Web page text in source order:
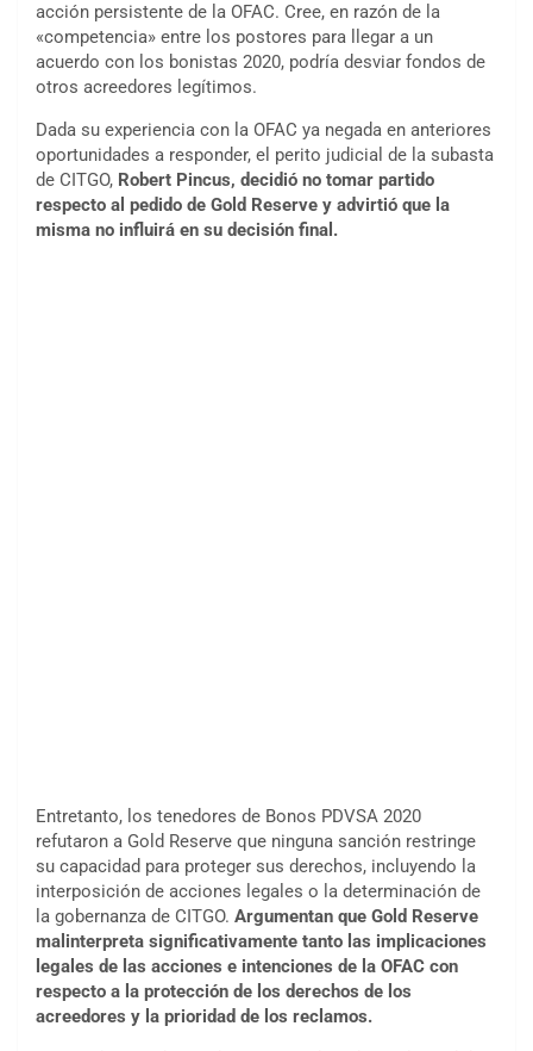
acción persistente de la OFAC. Cree, en razón de la
«competencia» entre los postores para llegar a un
acuerdo con los bonistas 2020, podría desviar fondos de
otros acreedores legítimos.
Dada su experiencia con la OFAC ya negada en anteriores
oportunidades a responder, el perito judicial de la subasta
de CITGO, Robert Pincus, decidió no tomar partido
respecto al pedido de Gold Reserve y advirtió que la
misma no influirá en su decisión final.
Entretanto, los tenedores de Bonos PDVSA 2020
refutaron a Gold Reserve que ninguna sanción restringe
su capacidad para proteger sus derechos, incluyendo la
interposición de acciones legales o la determinación de
la gobernanza de CITGO. Argumentan que Gold Reserve
malinterpreta significativamente tanto las implicaciones
legales de las acciones e intenciones de la OFAC con
respecto a la protección de los derechos de los
acreedores y la prioridad de los reclamos.